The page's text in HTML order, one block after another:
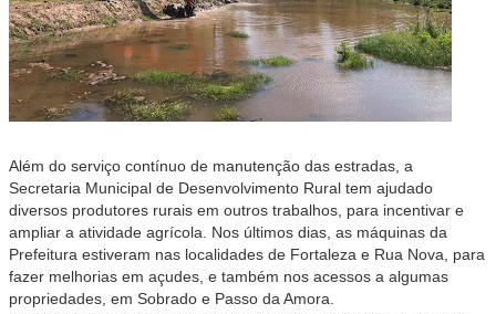
Além do serviço contínuo de manutenção das estradas, a
Secretaria Municipal de Desenvolvimento Rural tem ajudado
diversos produtores rurais em outros trabalhos, para incentivar e
ampliar a atividade agrícola. Nos últimos dias, as máquinas da
Prefeitura estiveram nas localidades de Fortaleza e Rua Nova, para
fazer melhorias em açudes, e também nos acessos a algumas
propriedades, em Sobrado e Passo da Amora.